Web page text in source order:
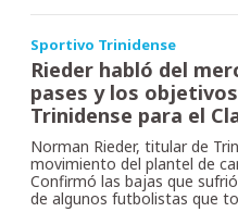
Sportivo Trinidense
Rieder habló del
pases y los
Trinidense para el
Norman Rieder, titular de
movimiento del plantel de
Confirmó las bajas que
de algunos futbolistas que